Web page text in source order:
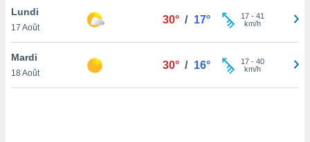
de
Lundi
17 Août
30° / 17° 17- 41
km/h
Mardi
18 Août
30° / 16° 17- 40
km/h